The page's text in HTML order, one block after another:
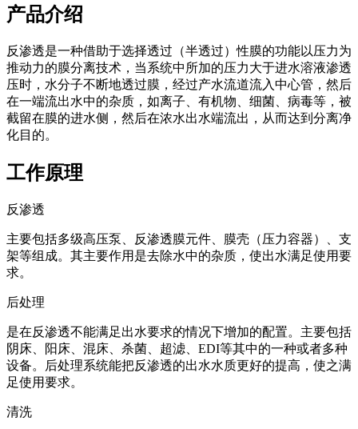
产品介绍
反渗透是一种借助于选择透过（半透过）性膜的功能以压力为
推动力的膜分离技术，当系统中所加的压力大于进水溶液渗透
压时，水分子不断地透过膜，经过产水流道流入中心管，然后
在一端流出水中的杂质，如离子、有机物、细菌、病毒等，被
截留在膜的进水侧，然后在浓水出水端流出，从而达到分离净
化目的。
工作原理
反渗透
主要包括多级高压泵、反渗透膜元件、膜壳（压力容器）、支
架等组成。其主要作用是去除水中的杂质，使出水满足使用要
求。
后处理
是在反渗透不能满足出水要求的情况下增加的配置。主要包括
阴床、阳床、混床、杀菌、超滤、EDI等其中的一种或者多种
设备。后处理系统能把反渗透的出水水质更好的提高，使之满
足使用要求。
清洗